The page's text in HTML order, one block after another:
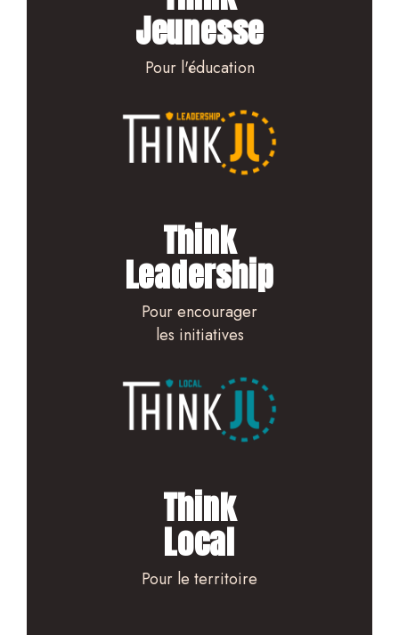
Jeunesse
Pour l'éducation
Think
Leadership
Pour encourager
les initiatives
Think
Local
Pour le territoire